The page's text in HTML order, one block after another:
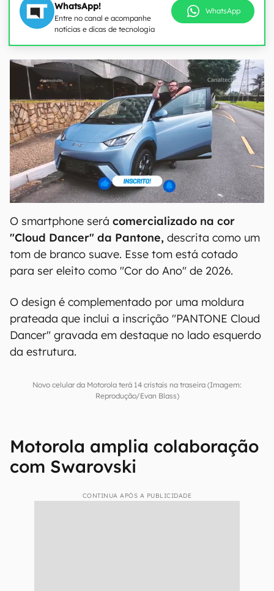
WhatsApp!
Entre no canal e acompanhe
notícias e dicas de tecnologia
WhatsApp
O smartphone será comercializado na cor
"Cloud Dancer" da Pantone, descrita como um
tom de branco suave. Esse tom está cotado
para ser eleito como "Cor do Ano" de 2026.
O design é complementado por uma moldura
prateada que inclui a inscrição "PANTONE Cloud
Dancer" gravada em destaque no lado esquerdo
da estrutura.
Novo celular da Motorola terá 14 cristais na traseira (Imagem:
Reprodução/Evan Blass)
Motorola amplia colaboração
com Swarovski
CONTINUA APÓS A PUBLICIDADE